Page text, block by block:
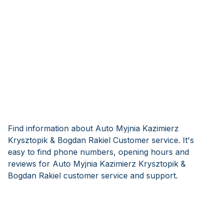
Find information about Auto Myjnia Kazimierz
Krysztopik & Bogdan Rakiel Customer service. It's
easy to find phone numbers, opening hours and
reviews for Auto Myjnia Kazimierz Krysztopik &
Bogdan Rakiel customer service and support.